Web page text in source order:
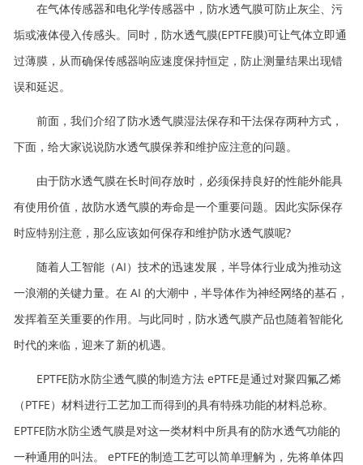
在气体传感器和电化学传感器中，防水透气膜可防止灰尘、污
垢或液体侵入传感头。同时，防水透气膜(EPTFE膜)可让气体立即通
过薄膜，从而确保传感器响应速度保持恒定，防止测量结果出现错
误和延迟。
前面，我们介绍了防水透气膜湿法保存和干法保存两种方式，
下面，给大家说说防水透气膜保养和维护应注意的问题。
由于防水透气膜在长时间存放时，必须保持良好的性能外能具
有使用价值，故防水透气膜的寿命是一个重要问题。因此实际保存
时应特别注意，那么应该如何保存和维护防水透气膜呢?
随着人工智能（AI）技术的迅速发展，半导体行业成为推动这
一浪潮的关键力量。在 AI 的大潮中，半导体作为神经网络的基石，
发挥着至关重要的作用。与此同时，防水透气膜产品也随着智能化
时代的来临，迎来了新的机遇。
EPTFE防水防尘透气膜的制造方法 ePTFE是通过对聚四氟乙烯
（PTFE）材料进行工艺加工而得到的具有特殊功能的材料总称。
EPTFE防水防尘透气膜是对这一类材料中所具有的防水透气功能的
一种通用的叫法。 ePTFE的制造工艺可以简单理解为，先将单体四